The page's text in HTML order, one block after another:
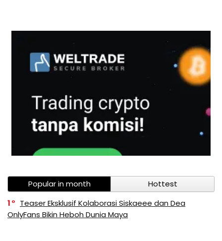
Popular in month
Hottest
1
Teaser Eksklusif Kolaborasi Siskaeee dan Dea
OnlyFans Bikin Heboh Dunia Maya